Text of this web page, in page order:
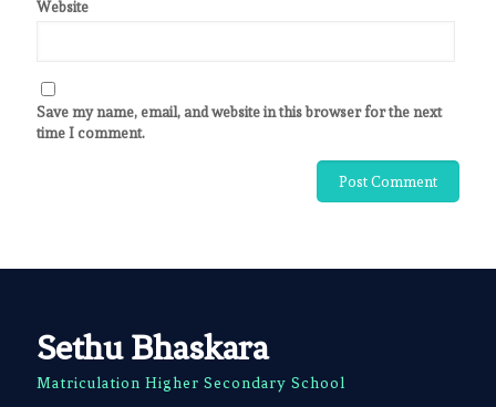
Website
Save my name, email, and website in this browser for the next
time I comment.
Sethu Bhaskara
Matriculation Higher Secondary School